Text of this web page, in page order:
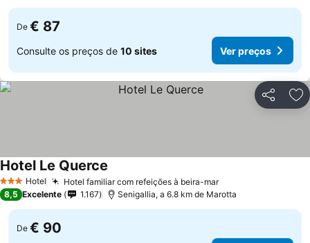
De € 87
Consulte os preços de 10 sites Ver preços
Partilhar
3 EstrelasHotel Hotel familiar com refeições à beira-marVer preços
Hotel Le Querce
8,5 Excelente 1.167 Senigallia, a 6.8 km de Marotta
De € 90